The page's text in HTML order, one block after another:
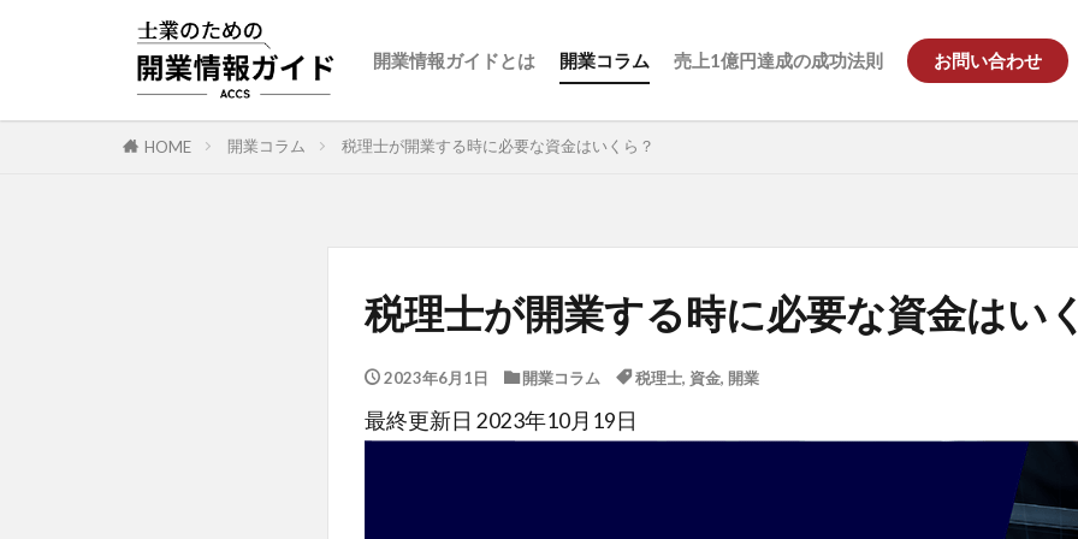
開業情報ガイドとは 開業コラム 売上1億円達成の成功法則 お問い合わせ
HOME 開業コラム 税理士が開業する時に必要な資金はいくら？
税理士が開業する時に必要な資金はい
2023年6月1日 開業コラム 税理士, 資金, 開業
最終更新日 2023年10月19日